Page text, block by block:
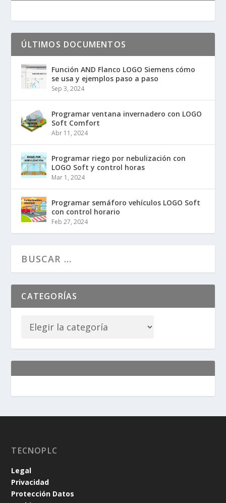
ÚLTIMOS DOCUMENTOS
Función AND Flanco LOGO Siemens cómo
se usa y ejemplos paso a paso
Sep 3, 2024
Programar ventana invernadero con LOGO
Soft Comfort
Abr 11, 2024
Programar riego por nebulización con
LOGO Soft y control horas
Mar 1, 2024
Programar semáforo vehículos LOGO Soft
con control horario
Feb 27, 2024
CATEGORÍAS
TECNOPLC
Legal
Privacidad
Protección Datos